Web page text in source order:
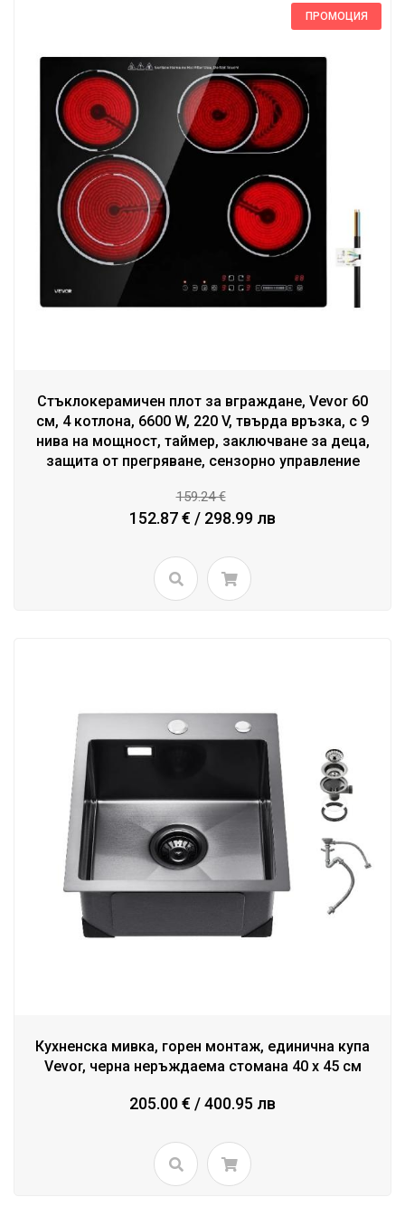
ПРОМОЦИЯ
Стъклокерамичен плот за вграждане, Vevor 60
см, 4 котлона, 6600 W, 220 V, твърда връзка, с 9
нива на мощност, таймер, заключване за деца,
защита от прегряване, сензорно управление
159.24 €
152.87 € / 298.99 лв
Кухненска мивка, горен монтаж, единична купа
Vevor, черна неръждаема стомана 40 x 45 см
205.00 € / 400.95 лв